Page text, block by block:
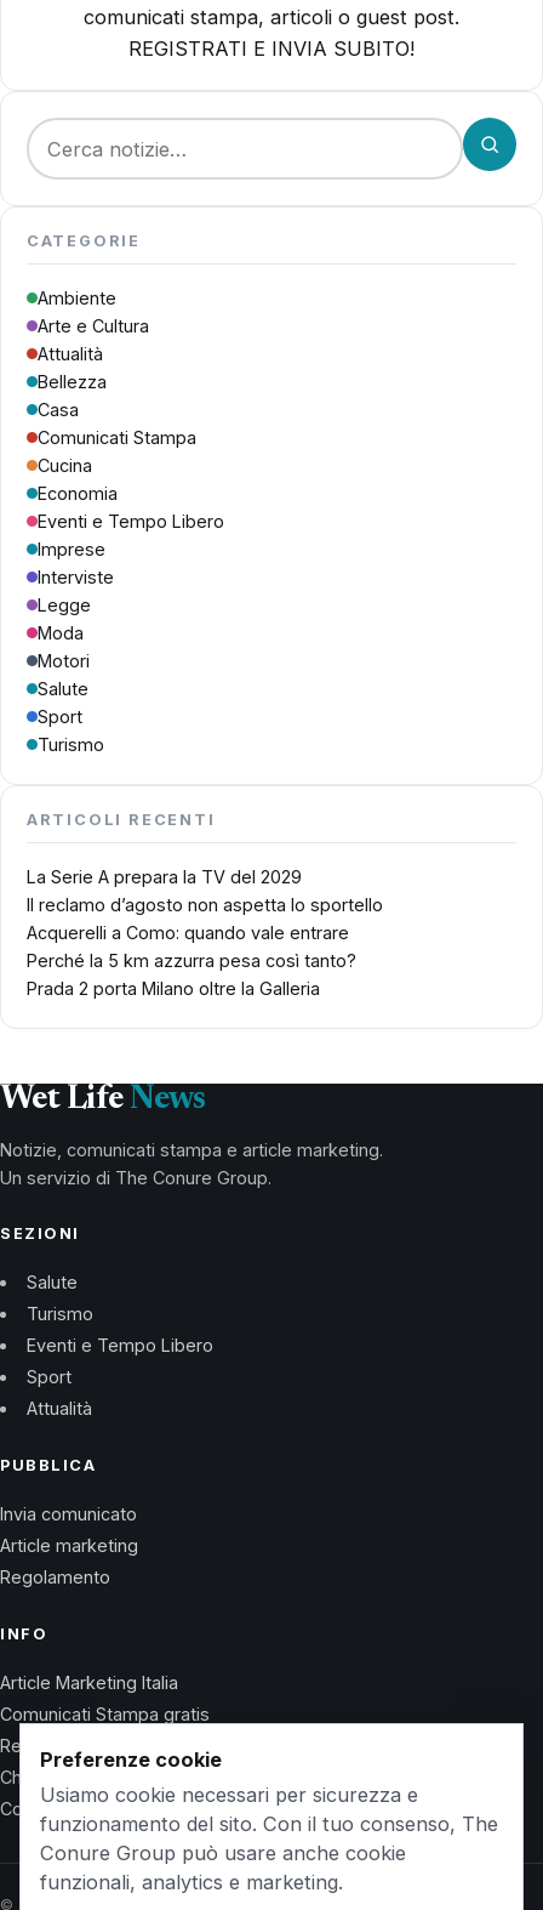
comunicati stampa, articoli o guest post.
REGISTRATI E INVIA SUBITO!
Cerca:
CATEGORIE
Ambiente
Arte e Cultura
Attualità
Bellezza
Casa
Comunicati Stampa
Cucina
Economia
Eventi e Tempo Libero
Imprese
Interviste
Legge
Moda
Motori
Salute
Sport
Turismo
ARTICOLI RECENTI
La Serie A prepara la TV del 2029
Il reclamo d’agosto non aspetta lo sportello
Acquerelli a Como: quando vale entrare
Perché la 5 km azzurra pesa così tanto?
Prada 2 porta Milano oltre la Galleria
Wet Life News
Notizie, comunicati stampa e article marketing.
Un servizio di The Conure Group.
SEZIONI
Salute
Turismo
Eventi e Tempo Libero
Sport
Attualità
PUBBLICA
Invia comunicato
Article marketing
Regolamento
INFO
Article Marketing Italia
Comunicati Stampa gratis
Regolamento
Chi Siamo
Contatti
© 2026 Wet Life News · The Conure Group
Preferenze cookie
Usiamo cookie necessari per sicurezza e
funzionamento del sito. Con il tuo consenso, The
Conure Group può usare anche cookie
funzionali, analytics e marketing.